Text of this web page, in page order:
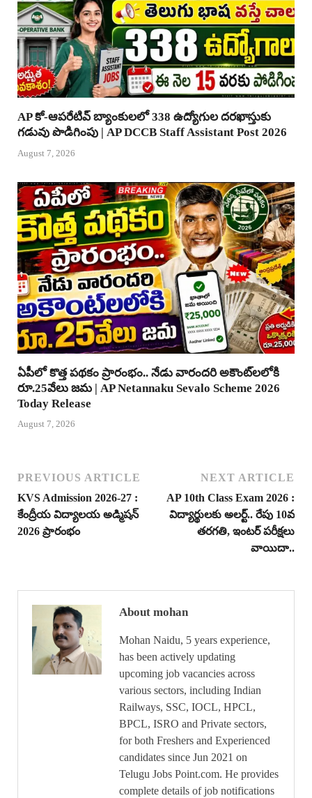
AP కో-ఆపరేటివ్ బ్యాంకులలో 338 ఉద్యోగుల దరఖాస్తుకు
గడువు పొడిగింపు | AP DCCB Staff Assistant Post 2026
August 7, 2026
ఏపీలో కొత్త పథకం ప్రారంభం.. నేడు వారందరి అకౌంట్‌లలోకి
రూ.25వేలు జమ | AP Netannaku Sevalo Scheme 2026
Today Release
August 7, 2026
PREVIOUS ARTICLE
KVS Admission 2026-27 :
కేంద్రీయ విద్యాలయ అడ్మిషన్
2026 ప్రారంభం
NEXT ARTICLE
AP 10th Class Exam 2026 :
విద్యార్థులకు అలర్ట్.. రేపు 10వ
తరగతి, ఇంటర్ పరీక్షలు
వాయిదా..
About mohan
Mohan Naidu, 5 years experience,
has been actively updating
upcoming job vacancies across
various sectors, including Indian
Railways, SSC, IOCL, HPCL,
BPCL, ISRO and Private sectors,
for both Freshers and Experienced
candidates since Jun 2021 on
Telugu Jobs Point.com. He provides
complete details of job notifications